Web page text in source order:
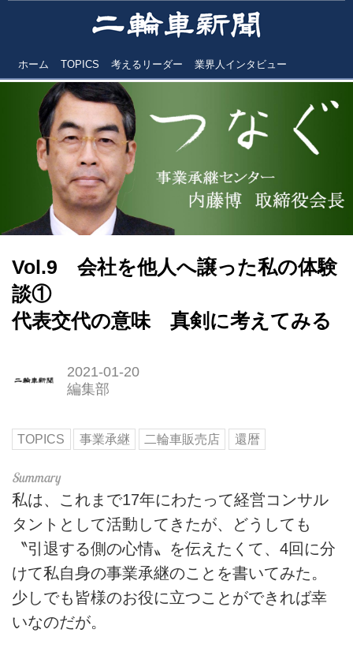
ホーム TOPICS 考えるリーダー 業界人インタビュー
Vol.9 会社を他人へ譲った私の体験
談①
代表交代の意味 真剣に考えてみる
2021-01-20
編集部
TOPICS 事業承継 二輪車販売店 還暦
私は、これまで17年にわたって経営コンサル
タントとして活動してきたが、どうしても
〝引退する側の心情〟を伝えたくて、4回に分
けて私自身の事業承継のことを書いてみた。
少しでも皆様のお役に立つことができれば幸
いなのだが。